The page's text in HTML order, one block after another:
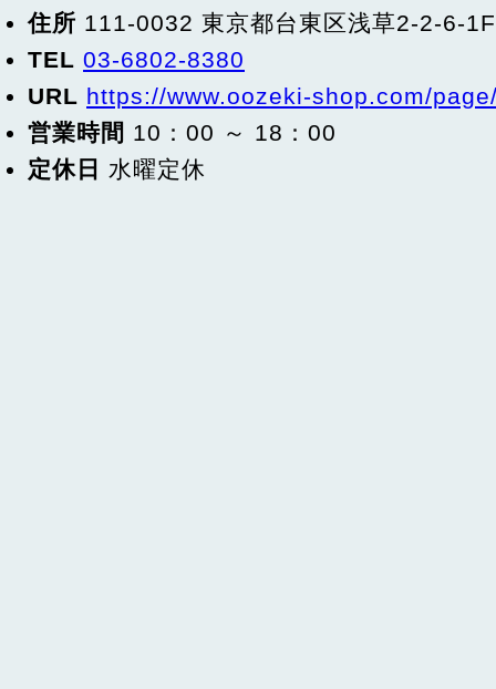
住所 111-0032 東京都台東区浅草2-2-6-
TEL 03-6802-8380
URL https://www.oozeki-shop.com/
営業時間 10：00 ～ 18：00
定休日
水曜定休